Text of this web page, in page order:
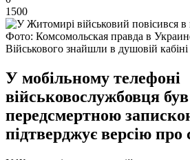
1500
Фото: Комсомольская правда в
Військового знайшли в душовій
У мобільному телефоні
військовослужбовця
передсмертною
підтверджує версію про